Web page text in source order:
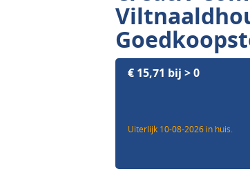
€ 15,71 bij > 0
Uiterlijk 10-08-2026 in huis.